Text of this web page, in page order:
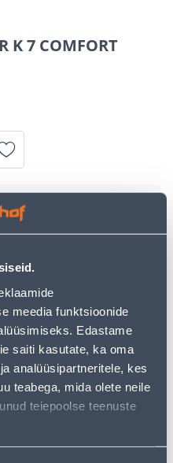
meedia funktsioonide
Edastame
saiti kasutate, ka oma
analüüsipartneritele, kes
teabega, mida olete neile
teiepoolse teenuste
K 7 COMFORT
et soovitud toode on
otsas. Siiski
samast
siin lõppema - oma
avalehele
et leida
Head ostlemist!
on 60 m²/h.